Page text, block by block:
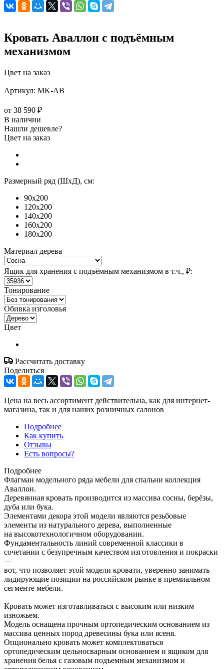
Кровать Аваллон с подъёмным
механизмом
Цвет на заказ
Артикул: MK-АВ
от 38 590 ₽
В наличии
Нашли дешевле?
Цвет на заказ
Размерный ряд (ШхД), см:
90x200
120x200
140x200
160x200
180x200
Материал дерева
Ящик для хранения с подъёмным механизмом в т.ч., ₽:
Тонирование
Обивка изголовья
Цвет
Рассчитать доставку
Поделиться
Цена на весь ассортимент действительна, как для интернет-
магазина, так и для наших розничных салонов
Подробнее
Как купить
Отзывы
Есть вопросы?
Подробнее
Флагман модельного ряда мебели для спальни коллекция
Аваллон.
Деревянная кровать производится из массива сосны, берёзы,
дуба или бука.
Элементами декора этой модели являются резьбовые
элементы из натурального дерева, выполненные
на высокотехнологичном оборудовании.
Фундаментальность линий современной классики в
сочетании с безупречным качеством изготовления и покраски
—
вот, что позволяет этой модели кровати, уверенно занимать
лидирующие позиции на российском рынке в премиальном
сегменте мебели.
Кровать может изготавливаться с высоким или низким
изножьем.
Модель оснащена прочным ортопедическим основанием из
массива ценных пород древесины бука или ясеня.
Опционально кровать может комплектоваться
ортопедическим цельносварным основанием и ящиком для
хранения белья с газовым подъемным механизмом и